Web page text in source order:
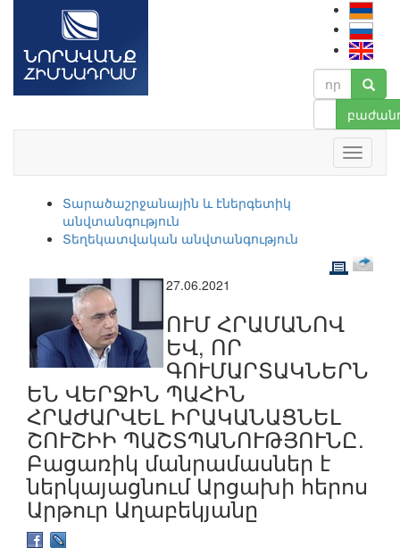
Տարածաշրջանային և էներգետիկ
անվտանգություն
Տեղեկատվական անվտանգություն
27.06.2021
ՈՒՄ ՀՐԱՄԱՆՈՎ
ԵՎ, ՈՐ
ԳՈՒՄԱՐՏԱԿՆԵՐՆ
ԵՆ ՎԵՐՋԻՆ ՊԱՀԻՆ
ՀՐԱԺԱՐՎԵԼ ԻՐԱԿԱՆԱՑՆԵԼ
ՇՈՒՇԻԻ ՊԱՇՏՊԱՆՈՒԹՅՈՒՆԸ.
Բացառիկ մանրամասներ է
ներկայացնում Արցախի հերոս
Արթուր Աղաբեկյանը